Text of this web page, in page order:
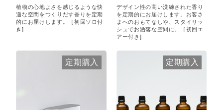
植物の心地よさを感じるような快
適な空間をつくりだす香りを定期
的にお届けします。［初回ソロ付
き]
デザイン性の高い洗練された香り
を定期的にお届けします。お客さ
まへのおもてなしや、スタイリッ
シュでお洒落な空間に。［初回エ
アー付き]
定期購入 定期購入